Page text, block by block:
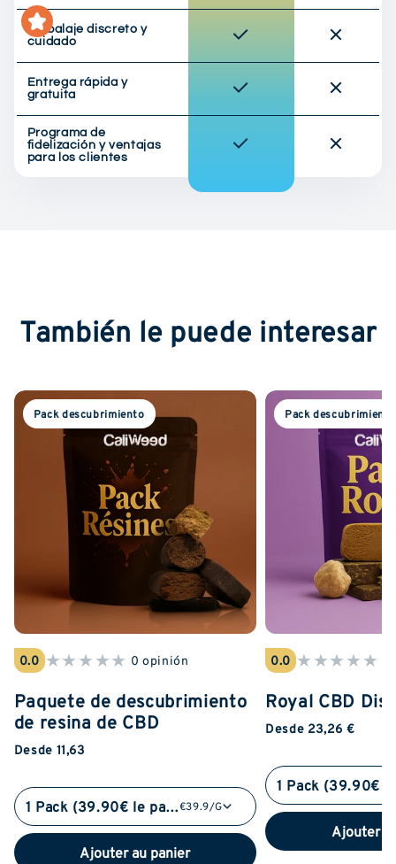
Embalaje discreto y
cuidado
Entrega rápida y
gratuita
Programa de
fidelización y ventajas
para los clientes
También le puede interesar
Pack descubrimiento
0.0 ★★★★★ 0 opinión
Paquete de descubrimiento
de resina de CBD
Desde 11,63
1 Pack (39.90€ le pack)€39.9/G
Ajouter au panier
Pack descubrimiento
0.0 ★★★★★
Royal CBD
Desde 23,26 €
Ajouter